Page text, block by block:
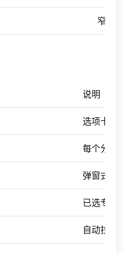
窄屏
说明
选项卡分
每个分组
弹窗式专
已选专题
自动拉取